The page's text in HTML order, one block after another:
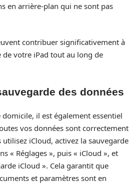
en arrière-plan qui ne sont pas
contribuer significativement à
de votre iPad tout au long de
des données
il est également essentiel
vos données sont correctement
utilisez iCloud, activez la sauvegarde
« Réglages », puis « iCloud », et
iCloud ». Cela garantit que
et paramètres sont en